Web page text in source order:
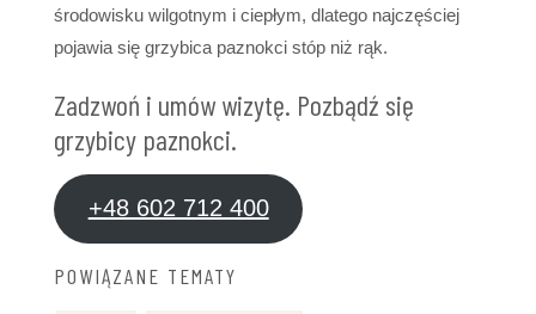
środowisku wilgotnym i ciepłym, dlatego najczęściej
pojawia się grzybica paznokci stóp niż rąk.
Zadzwoń i umów wizytę. Pozbądź się
grzybicy paznokci.
+48 602 712 400
POWIĄZANE TEMATY